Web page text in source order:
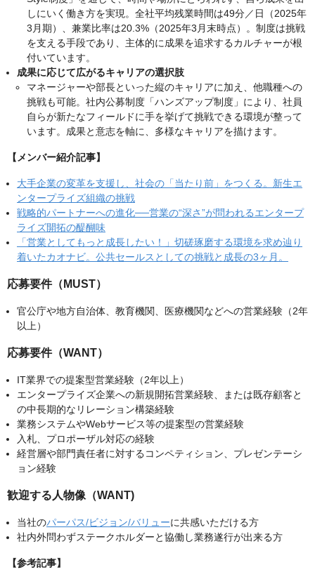
しにいく働き方を実現。全社平均残業時間は49分／日（2025年
3月期）、兼業比率は20.3%（2025年3月末時点）。制度は挑戦
を支える手段であり、主体的に成果を追求するカルチャーが根
付いています。
成果に応じて広がるキャリアの選択肢
マネージャーや部長といった縦のキャリアに加え、他職種への
挑戦も可能。社内公募制度「ハンズアップ制度」により、社員
自らが新たなフィールドに手を挙げて挑戦できる環境が整って
います。成果と意志を軸に、多様なキャリアを描けます。
【メンバー紹介記事】
大手企業の変革を支援し、社会の「当たり前」をつくる。新生エ
ンタープライズ組織の挑戦
戦略的パートナーへの進化──営業の“深さ”が問われるエンタープ
ライズ開拓の醍醐味
「営業としてもっと成長したい！」切磋琢磨する環境を求め辿り
着いたカオナビ。公共セールスとしての挑戦と成長の3ヶ月。
応募要件（MUST）
官公庁や地方自治体、教育機関、医療機関などへの営業経験（2年
以上）
応募要件（WANT）
IT業界での提案型営業経験（2年以上）
エンタープライズ企業への新規開拓営業経験、または既存顧客と
の中長期的なリレーション構築経験
業務システムやWebサービス等の提案型の営業経験
入札、プロポーザル対応の経験
経営層や部門責任者に対するコンペティション、プレゼンテーシ
ョン経験
歓迎する人物像（WANT)
当社のパーパス/ビジョン/バリューに共感いただける方
社内外問わずステークホルダーと協働し業務遂行が出来る方
【参考記事】